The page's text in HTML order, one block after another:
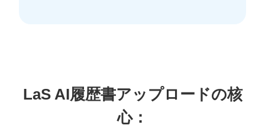
LaS AI履歴書アップロードの核
心：